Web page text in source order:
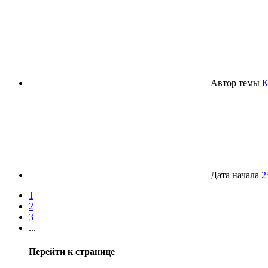
Автор темы
Дата начала
1
2
3
...
Перейти к странице